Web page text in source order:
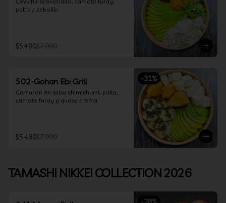
palta y cebollín.
$5.490$7.990
-31%
502-Gohan Ebi Grill
Camarón en salsa chimichurri, palta,
camote furay y queso crema.
$5.490$7.990
TAMASHI NIKKEI COLLECTION 2026